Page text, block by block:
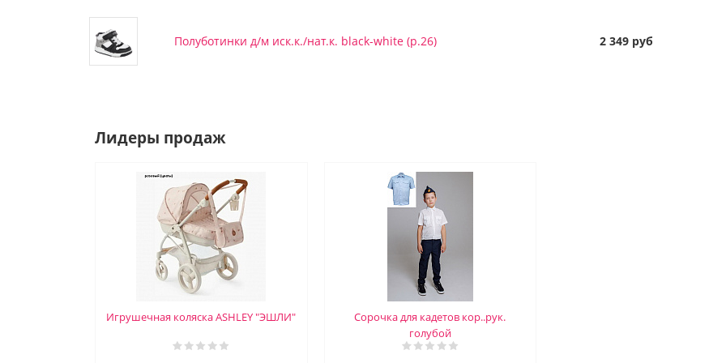
Полуботинки д/м иск.к./нат.к. black-white (р.26) 2 349 руб
Лидеры продаж
Игрушечная коляска ASHLEY "ЭШЛИ"
Сорочка для кадетов кор..рук.
голубой